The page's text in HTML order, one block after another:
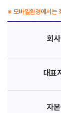
※ 모바일환경에서는
회
대표
자